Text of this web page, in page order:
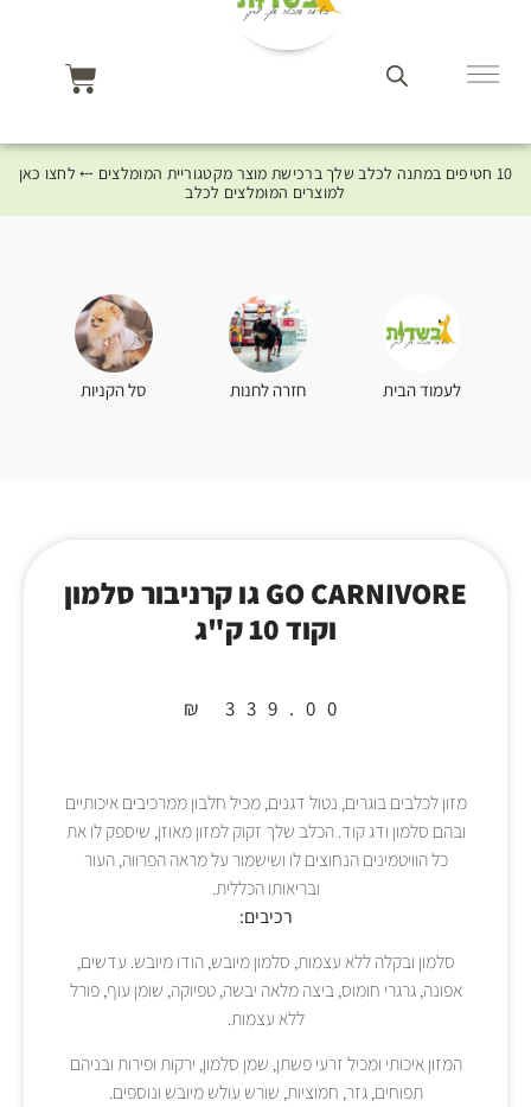
10 חטיפים במתנה לכלב שלך ברכישת מוצר מקטגוריית המומלצים ⤎ לחצו כאן
למוצרים המומלצים לכלב
לעמוד הבית חזרה לחנות סל הקניות
GO CARNIVORE גו קרניבור סלמון
וקוד 10 ק"ג
₪ 339.00
מזון לכלבים בוגרים, נטול דגנים, מכיל חלבון ממרכיבים איכותיים
ובהם סלמון ודג קוד. הכלב שלך זקוק למזון מאוזן, שיספק לו את
כל הוויטמינים הנחוצים לו ושישמור על מראה הפרווה, העור
ובריאותו הכללית.
רכיבים:
סלמון ובקלה ללא עצמות, סלמון מיובש, הודו מיובש. עדשים,
אפונה, גרגרי חומוס, ביצה מלאה יבשה, טפיוקה, שומן עוף, פורל
ללא עצמות.
המזון איכותי ומכיל זרעי פשתן, שמן סלמון, ירקות ופירות ובניהם
תפוחים, גזר, חמוציות, שורש עולש מיובש ונוספים.